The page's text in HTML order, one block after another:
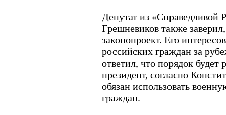
Депутат из «Справедливой
Грешневиков также
законопроект. Его
российских граждан за
ответил, что порядок будет
президент, согласно
обязан использовать
граждан.